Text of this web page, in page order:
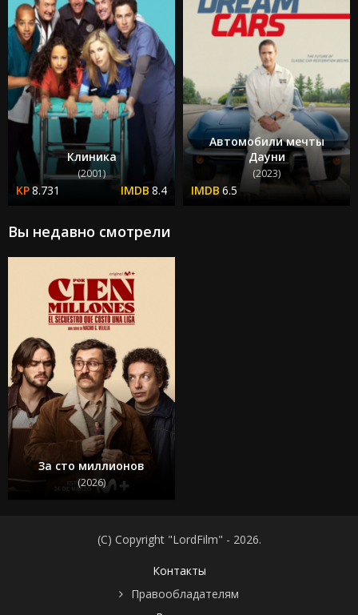
Клиника
(2001)
8.731 8.4
Автомобили мечты
Дауни
(2023)
6.5
Вы недавно смотрели
За сто миллионов
(2026)
(C) Copyright "LordFilm" - 2026.
Контакты
Правообладателям